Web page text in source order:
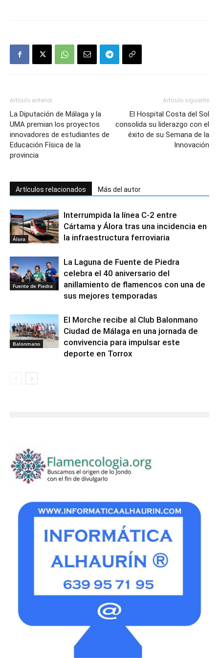
Artículo anterior
La Diputación de Málaga y la
UMA premian los proyectos
innovadores de estudiantes de
Educación Física de la
provincia
Artículo siguiente
El Hospital Costa del Sol
consolida su liderazgo con el
éxito de su Semana de la
Innovación
Artículos relacionados Más del autor
Álora
Interrumpida la línea C-2 entre
Cártama y Álora tras una incidencia en
la infraestructura ferroviaria
Fuente de Piedra
La Laguna de Fuente de Piedra
celebra el 40 aniversario del
anillamiento de flamencos con una de
sus mejores temporadas
Balonmano
El Morche recibe al Club Balonmano
Ciudad de Málaga en una jornada de
convivencia para impulsar este
deporte en Torrox